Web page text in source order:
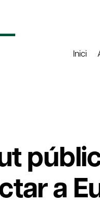
Inici
a